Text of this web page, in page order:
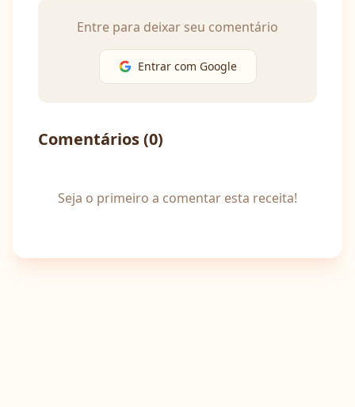
Entre para deixar seu comentário
Entrar com Google
Comentários (0)
Seja o primeiro a comentar esta receita!